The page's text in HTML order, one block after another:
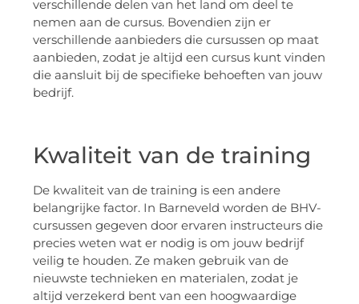
verschillende delen van het land om deel te
nemen aan de cursus. Bovendien zijn er
verschillende aanbieders die cursussen op maat
aanbieden, zodat je altijd een cursus kunt vinden
die aansluit bij de specifieke behoeften van jouw
bedrijf.
Kwaliteit van de training
De kwaliteit van de training is een andere
belangrijke factor. In Barneveld worden de BHV-
cursussen gegeven door ervaren instructeurs die
precies weten wat er nodig is om jouw bedrijf
veilig te houden. Ze maken gebruik van de
nieuwste technieken en materialen, zodat je
altijd verzekerd bent van een hoogwaardige